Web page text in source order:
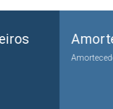
Amortecedores
Amortecedores de Gas